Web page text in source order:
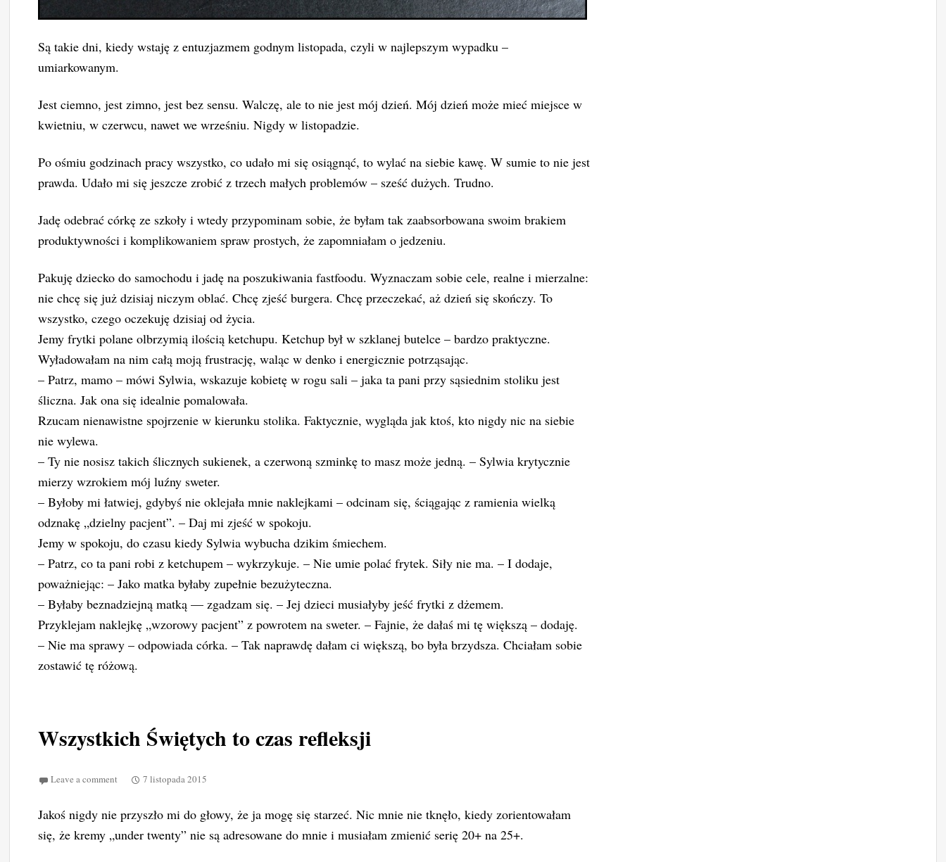
Są takie dni, kiedy wstaję z entuzjazmem godnym listopada, czyli w najlepszym wypadku –
umiarkowanym.
Jest ciemno, jest zimno, jest bez sensu. Walczę, ale to nie jest mój dzień. Mój dzień może mieć miejsce w
kwietniu, w czerwcu, nawet we wrześniu. Nigdy w listopadzie.
Po ośmiu godzinach pracy wszystko, co udało mi się osiągnąć, to wylać na siebie kawę. W sumie to nie jest
prawda. Udało mi się jeszcze zrobić z trzech małych problemów – sześć dużych. Trudno.
Jadę odebrać córkę ze szkoły i wtedy przypominam sobie, że byłam tak zaabsorbowana swoim brakiem
produktywności i komplikowaniem spraw prostych, że zapomniałam o jedzeniu.
Pakuję dziecko do samochodu i jadę na poszukiwania fastfoodu. Wyznaczam sobie cele, realne i mierzalne:
nie chcę się już dzisiaj niczym oblać. Chcę zjeść burgera. Chcę przeczekać, aż dzień się skończy. To
wszystko, czego oczekuję dzisiaj od życia.
Jemy frytki polane olbrzymią ilością ketchupu. Ketchup był w szklanej butelce – bardzo praktyczne.
Wyładowałam na nim całą moją frustrację, waląc w denko i energicznie potrząsając.
– Patrz, mamo – mówi Sylwia, wskazuje kobietę w rogu sali – jaka ta pani przy sąsiednim stoliku jest
śliczna. Jak ona się idealnie pomalowała.
Rzucam nienawistne spojrzenie w kierunku stolika. Faktycznie, wygląda jak ktoś, kto nigdy nic na siebie
nie wylewa.
– Ty nie nosisz takich ślicznych sukienek, a czerwoną szminkę to masz może jedną. – Sylwia krytycznie
mierzy wzrokiem mój luźny sweter.
– Byłoby mi łatwiej, gdybyś nie oklejała mnie naklejkami – odcinam się, ściągając z ramienia wielką
odznakę „dzielny pacjent”. – Daj mi zjeść w spokoju.
Jemy w spokoju, do czasu kiedy Sylwia wybucha dzikim śmiechem.
– Patrz, co ta pani robi z ketchupem – wykrzykuje. – Nie umie polać frytek. Siły nie ma. – I dodaje,
poważniejąc: – Jako matka byłaby zupełnie bezużyteczna.
– Byłaby beznadziejną matką — zgadzam się. – Jej dzieci musiałyby jeść frytki z dżemem.
Przyklejam naklejkę „wzorowy pacjent” z powrotem na sweter. – Fajnie, że dałaś mi tę większą – dodaję.
– Nie ma sprawy – odpowiada córka. – Tak naprawdę dałam ci większą, bo była brzydsza. Chciałam sobie
zostawić tę różową.
Wszystkich Świętych to czas refleksji
Leave a comment 7 listopada 2015
Jakoś nigdy nie przyszło mi do głowy, że ja mogę się starzeć. Nic mnie nie tknęło, kiedy zorientowałam
się, że kremy „under twenty” nie są adresowane do mnie i musiałam zmienić serię 20+ na 25+.